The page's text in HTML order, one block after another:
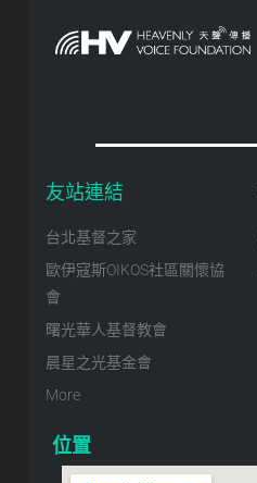
友站連結
台北基督之家
歐伊寇斯OIKOS社區關懷協
會
曙光華人基督教會
晨星之光基金會
More
位置